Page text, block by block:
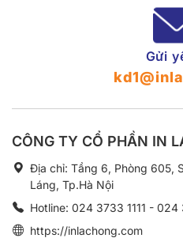
Gửi
CÔNG TY CỔ PHẦN IN
Địa chỉ: Tầng 6, Phòng 605,
Láng, Tp.Hà Nội
Hotline: 024 3733 1111 -
https://inlachong.com